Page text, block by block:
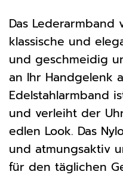
Das
klassische und
und geschmeidig
an Ihr Handgelenk
Edelstahlarmband
und verleiht der
edlen Look. Das
und atmungsaktiv
für den täglichen